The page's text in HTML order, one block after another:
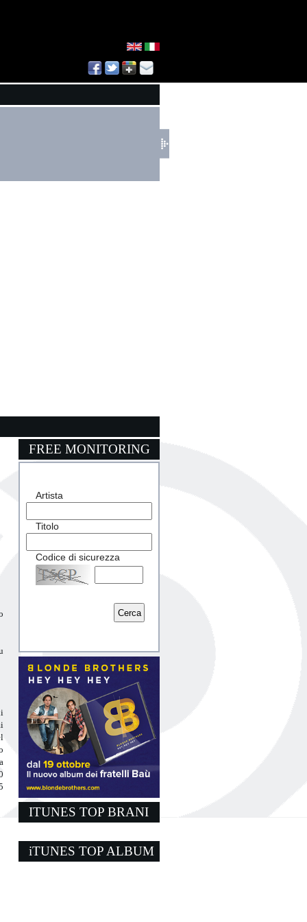
FREE MONITORING
Artista
Titolo
Codice di sicurezza
Captcha
ITUNES TOP BRANI
iTUNES TOP ALBUM